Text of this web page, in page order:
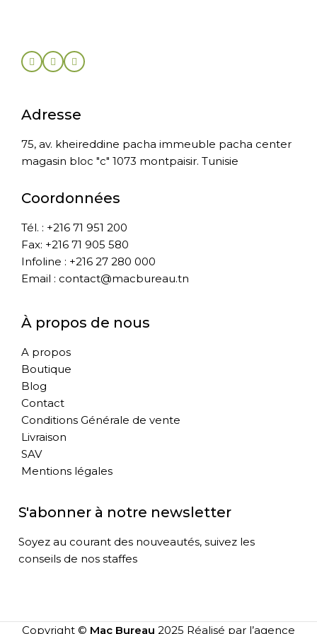
Adresse
75, av. kheireddine pacha immeuble pacha center
magasin bloc "c" 1073 montpaisir. Tunisie
Coordonnées
Tél. : +216 71 951 200
Fax: +216 71 905 580
Infoline : +216 27 280 000
Email : contact@macbureau.tn
À propos de nous
A propos
Boutique
Blog
Contact
Conditions Générale de vente
Livraison
SAV
Mentions légales
S'abonner à notre newsletter
Soyez au courant des nouveautés, suivez les
conseils de nos staffes
Copyright © Mac Bureau 2025 Réalisé par l’agence